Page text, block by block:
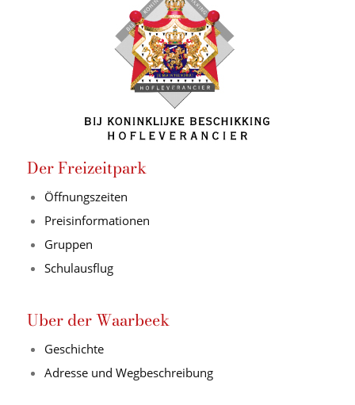
Der Freizeitpark
Öffnungszeiten
Preisinformationen
Gruppen
Schulausflug
Uber der Waarbeek
Geschichte
Adresse und Wegbeschreibung